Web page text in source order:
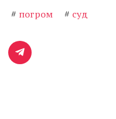
# погром # суд